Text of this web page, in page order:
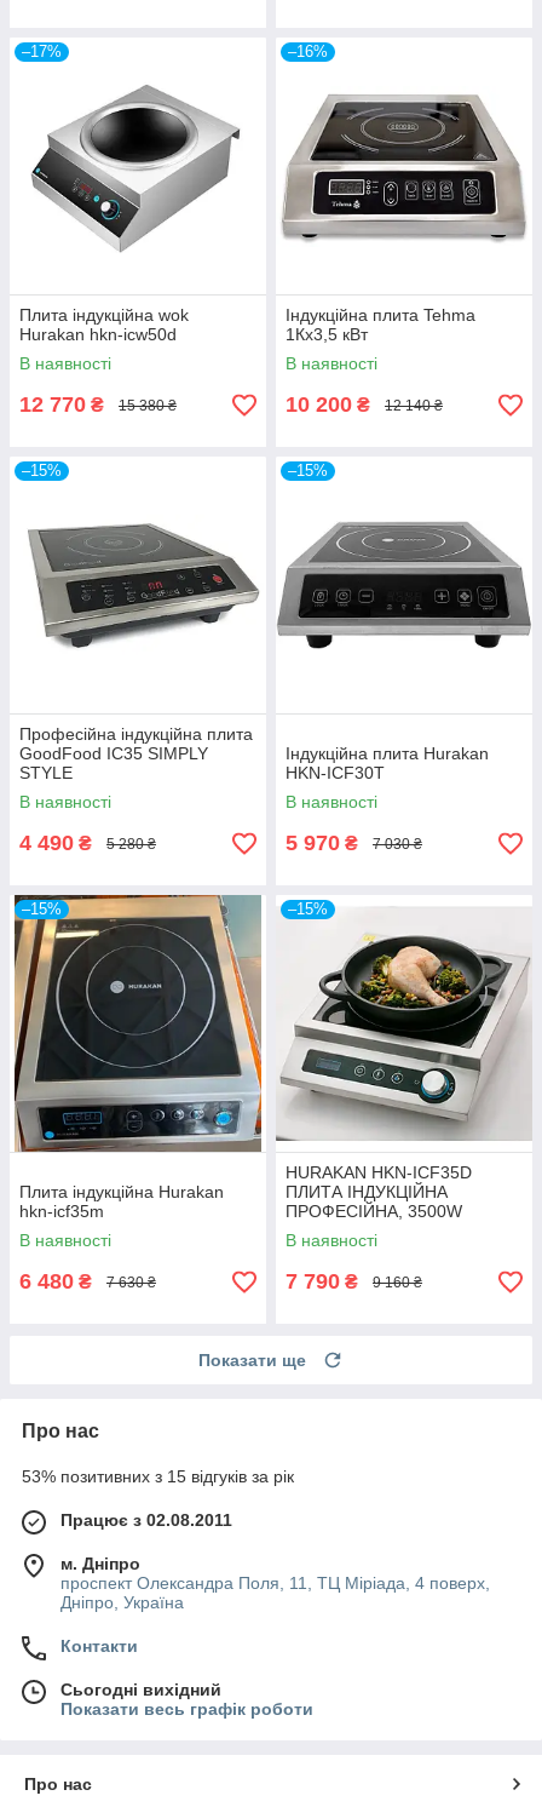
–17%
Плита індукційна wok
Hurakan hkn-icw50d
В наявності
12 770 ₴ 15 380 ₴
–16%
Індукційна плита Tehma
1Кх3,5 кВт
В наявності
10 200 ₴ 12 140 ₴
–15%
Професійна індукційна плита
GoodFood IC35 SIMPLY
STYLE
В наявності
4 490 ₴ 5 280 ₴
–15%
Індукційна плита Hurakan
HKN-ICF30T
В наявності
5 970 ₴ 7 030 ₴
–15%
Плита індукційна Hurakan
hkn-icf35m
В наявності
6 480 ₴ 7 630 ₴
–15%
HURAKAN HKN-ICF35D
ПЛИТА ІНДУКЦІЙНА
ПРОФЕСІЙНА, 3500W
В наявності
7 790 ₴ 9 160 ₴
Показати ще
Про нас
53% позитивних з 15 відгуків за рік
Працює з 02.08.2011
м. Дніпро
проспект Олександра Поля, 11, ТЦ Міріада, 4 поверх,
Дніпро, Україна
Контакти
Сьогодні вихідний
Показати весь графік роботи
Про нас